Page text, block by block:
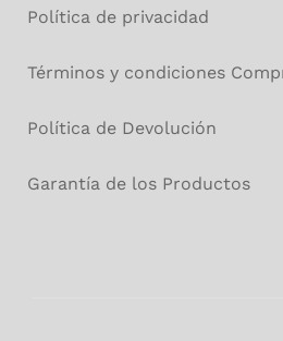
Política de privacidad
Términos y condiciones
Política de Devolución
Garantía de los Productos